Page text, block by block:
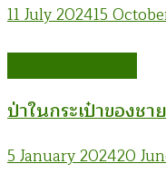
11 July 202415
ป่าในกระเป๋าของช
5 January 202420